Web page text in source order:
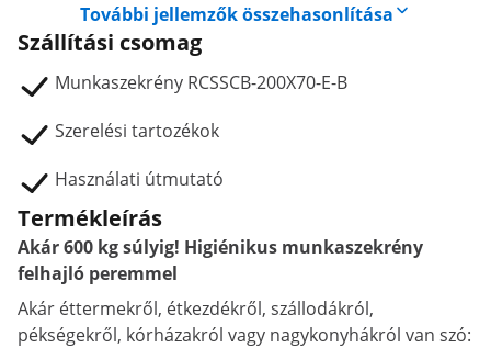
További jellemzők összehasonlítása
Szállítási csomag
Munkaszekrény RCSSCB-200X70-E-B
Szerelési tartozékok
Használati útmutató
Termékleírás
Akár 600 kg súlyig! Higiénikus munkaszekrény
felhajló peremmel
Akár éttermekről, étkezdékről, szállodákról,
pékségekről, kórházakról vagy nagykonyhákról van szó: